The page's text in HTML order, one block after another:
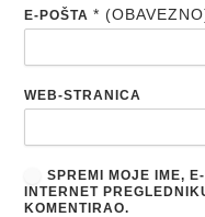
E-POŠTA*
WEB-STRANICA
SPREMI MOJE IME,
INTERNET
KOMENTIRAO.